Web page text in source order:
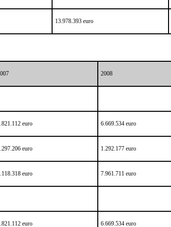
13.978.393 euro
2008
euro 6.669.534 euro
euro 1.292.177 euro
euro 7.961.711 euro
euro 6.669.534 euro